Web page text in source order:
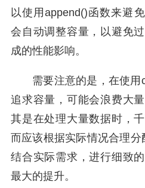
以使用append()函数来避
会自动调整容量，以避免
成的性能影响。
需要注意的是，在使
追求容量，可能会浪费大
其是在处理大量数据时，
而应该根据实际情况合理
结合实际需求，进行细致
最大的提升。